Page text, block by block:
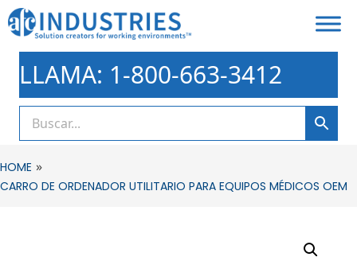
LLAMA: 1-800-663-3412
HOME »
CARRO DE ORDENADOR UTILITARIO PARA EQUIPOS MÉDICOS OEM